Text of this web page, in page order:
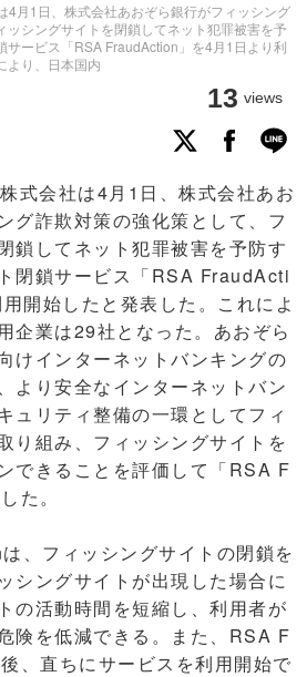
月1日、株式会社あおぞら銀行がフィッシング
ッシングサイトを閉鎖してネット犯罪被害を予
サービス「RSA FraudAction」を4月1日より利
より、日本国内
13 views
式会社は4月1日、株式会社あお
グ詐欺対策の強化策として、フ
鎖してネット犯罪被害を予防す
閉鎖サービス「RSA FraudActi
開始したと発表した。これによ
企業は29社となった。あおぞら
けインターネットバンキングの
より安全なインターネットバン
ュリティ整備の一環としてフィ
り組み、フィッシングサイトを
できることを評価して「RSA F
た。
、フィッシングサイトの閉鎖を
シングサイトが出現した場合に
の活動時間を短縮し、利用者が
険を低減できる。また、RSA F
、直ちにサービスを利用開始で